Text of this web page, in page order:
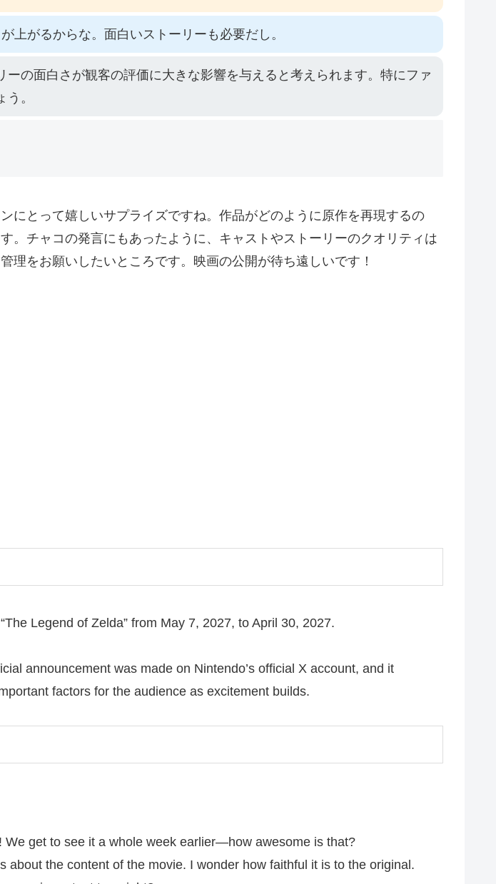
上がるからな。面白いストーリーも必要だし。
の面白さが観客の評価に大きな影響を与えると考えられます。特にファ
。
にとって嬉しいサプライズですね。作品がどのように原作を再現するの
。チャコの発言にもあったように、キャストやストーリーのクオリティは
をお願いしたいところです。映画の公開が待ち遠しいです！
Legend of Zelda” from May 7, 2027, to April 30, 2027.
announcement was made on Nintendo’s official X account, and it
factors for the audience as excitement builds.
get to see it a whole week earlier—how awesome is that?
about the content of the movie. I wonder how faithful it is to the original.